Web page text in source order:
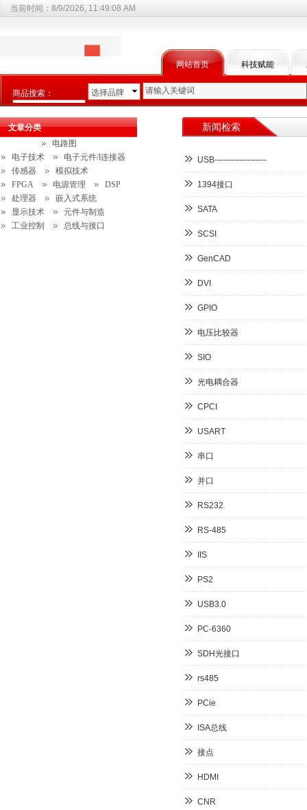
网站首页 科技赋能
当前时间： 8/9/2026, 11:49:08 AM
商品搜索：
选择商品分类
选择品牌
新闻检索
USB-------------------
1394接口
SATA
SCSI
GenCAD
DVI
GPIO
电压比较器
SIO
光电耦合器
CPCI
USART
串口
并口
RS232
RS-485
IIS
PS2
USB3.0
PC-6360
SDH光接口
rs485
PCie
ISA总线
接点
HDMI
CNR
文章分类
电路图
电子技术
电子元件/l连接器
传感器
模拟技术
FPGA
电源管理
DSP
处理器
嵌入式系统
显示技术
元件与制造
工业控制
总线与接口